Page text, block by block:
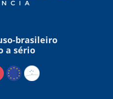
brasileiro
a sério